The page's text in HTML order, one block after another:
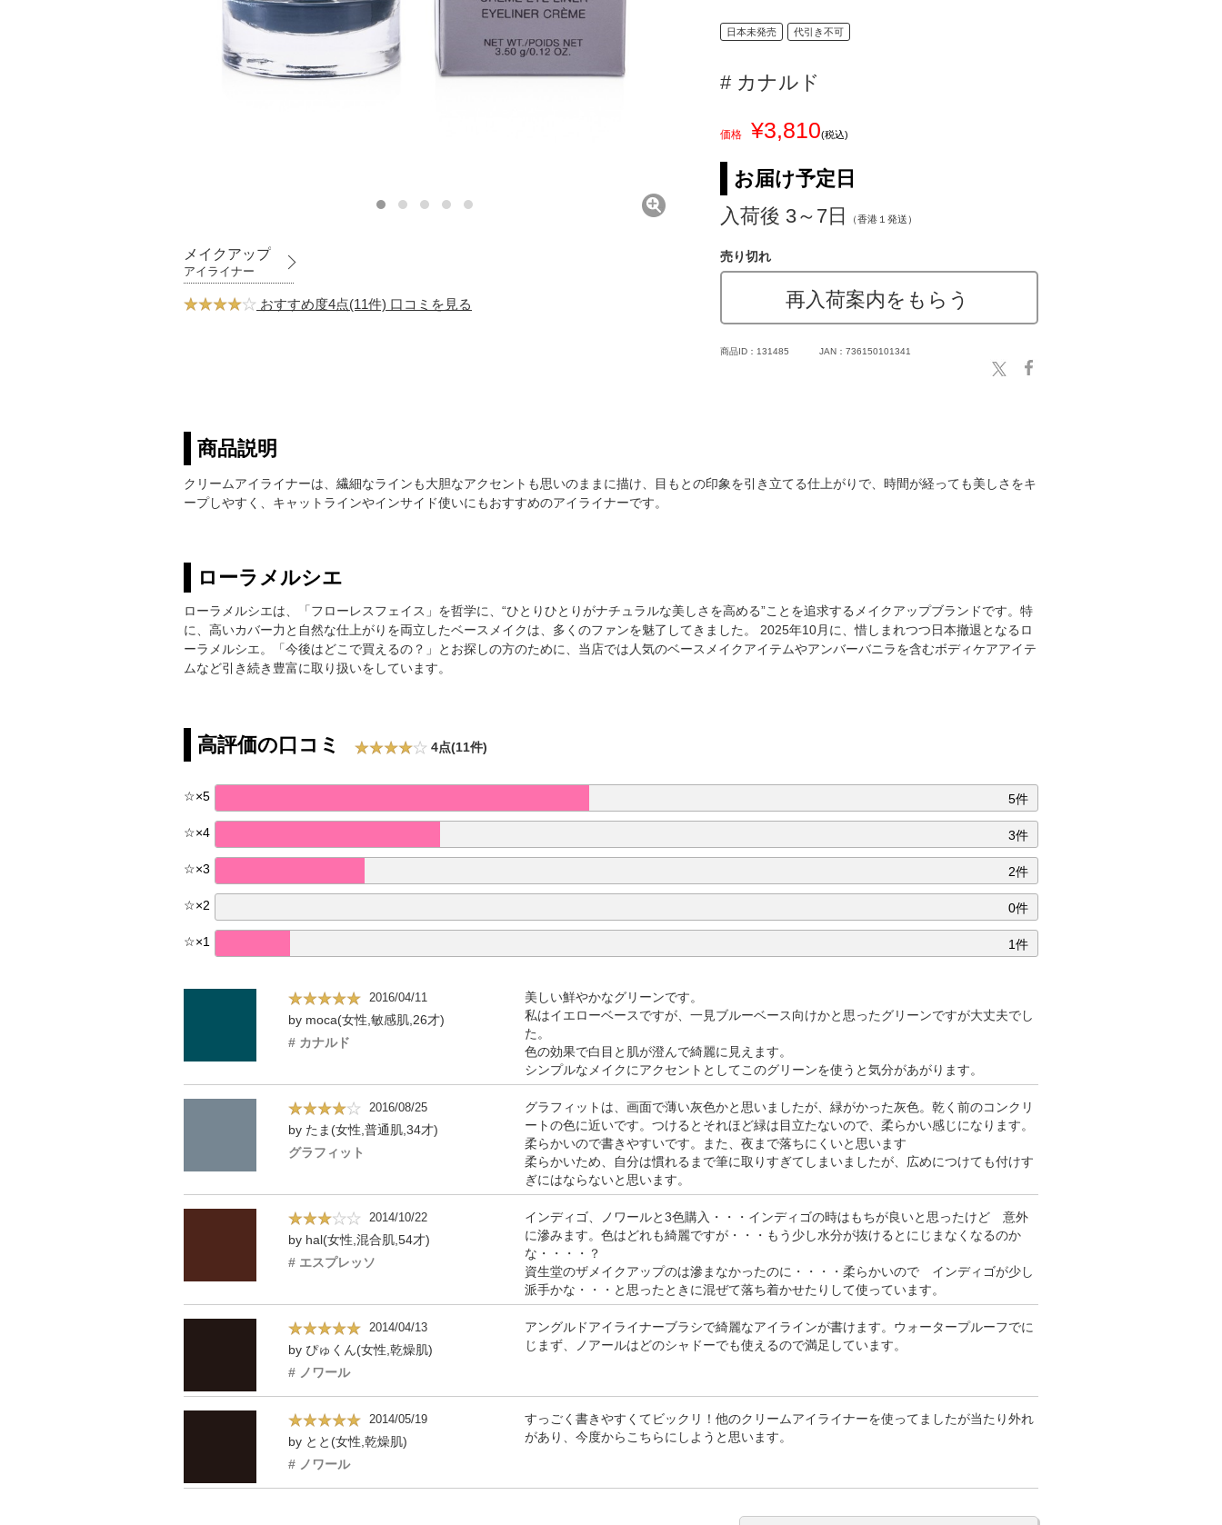
メイクアップ
アイライナー
おすすめ度4点(11件) 口コミを見る
日本未発売 代引き不可
# カナルド
価格 ¥3,810(税込)
お届け予定日
入荷後 3～7日
（香港１発送）
売り切れ
再入荷案内をもらう
商品ID：131485 JAN：736150101341
商品説明
クリームアイライナーは、繊細なラインも大胆なアクセントも思いのままに描け、目もとの印象を引き立てる仕上がりで、時間が経っても美しさをキ
ープしやすく、キャットラインやインサイド使いにもおすすめのアイライナーです。
ローラメルシエ
ローラメルシエは、「フローレスフェイス」を哲学に、“ひとりひとりがナチュラルな美しさを高める”ことを追求するメイクアップブランドです。特
に、高いカバー力と自然な仕上がりを両立したベースメイクは、多くのファンを魅了してきました。 2025年10月に、惜しまれつつ日本撤退となるロ
ーラメルシエ。「今後はどこで買えるの？」とお探しの方のために、当店では人気のベースメイクアイテムやアンバーバニラを含むボディケアアイテ
ムなど引き続き豊富に取り扱いをしています。
高評価の口コミ 4点(11件)
☆×5 5件
☆×4 3件
☆×3 2件
☆×2 0件
☆×1 1件
2016/04/11
by moca(女性,敏感肌,26才)
# カナルド
美しい鮮やかなグリーンです。
私はイエローベースですが、一見ブルーベース向けかと思ったグリーンですが大丈夫でし
た。
色の効果で白目と肌が澄んで綺麗に見えます。
シンプルなメイクにアクセントとしてこのグリーンを使うと気分があがります。
2016/08/25
by たま(女性,普通肌,34才)
グラフィット
グラフィットは、画面で薄い灰色かと思いましたが、緑がかった灰色。乾く前のコンクリ
ートの色に近いです。つけるとそれほど緑は目立たないので、柔らかい感じになります。
柔らかいので書きやすいです。また、夜まで落ちにくいと思います
柔らかいため、自分は慣れるまで筆に取りすぎてしまいましたが、広めにつけても付けす
ぎにはならないと思います。
2014/10/22
by hal(女性,混合肌,54才)
# エスプレッソ
インディゴ、ノワールと3色購入・・・インディゴの時はもちが良いと思ったけど 意外
に滲みます。色はどれも綺麗ですが・・・もう少し水分が抜けるとにじまなくなるのか
な・・・・？
資生堂のザメイクアップのは滲まなかったのに・・・・柔らかいので インディゴが少し
派手かな・・・と思ったときに混ぜて落ち着かせたりして使っています。
2014/04/13
by ぴゅくん(女性,乾燥肌)
# ノワール
アングルドアイライナーブラシで綺麗なアイラインが書けます。ウォータープルーフでに
じまず、ノアールはどのシャドーでも使えるので満足しています。
2014/05/19
by とと(女性,乾燥肌)
# ノワール
すっごく書きやすくてビックリ！他のクリームアイライナーを使ってましたが当たり外れ
があり、今度からこちらにしようと思います。